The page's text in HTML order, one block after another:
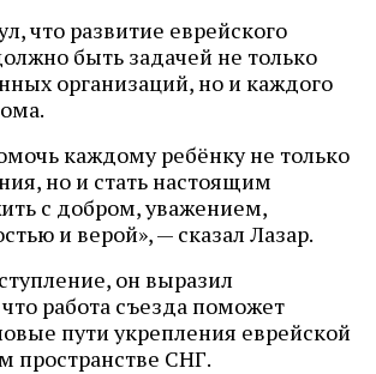
что развитие еврейского
быть задачей не только
организаций, но и каждого
каждому ребёнку не только
но и стать настоящим
с добром, уважением,
и верой», — сказал Лазар.
он выразил
работа съезда поможет
пути укрепления еврейской
пространстве СНГ.